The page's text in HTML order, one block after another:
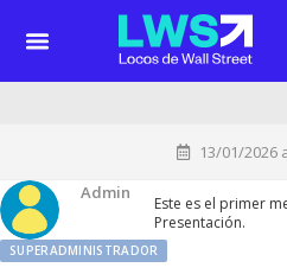
13/01/2026
Admin
SUPERADMINISTRADOR
Este es el primer
Presentación.